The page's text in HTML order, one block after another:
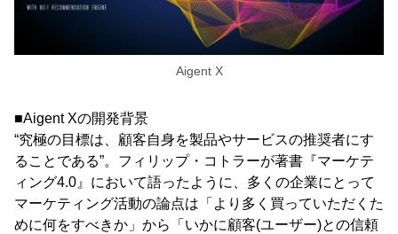
Aigent X
■Aigent Xの開発背景
“究極の目標は、顧客自身を製品やサービスの推奨者にす
ることである”。フィリップ・コトラーが著書『マーケテ
ィング4.0』において語ったように、多くの企業にとって
マーケティング活動の論点は「より多く買っていただくた
めに何をすべきか」から「いかに顧客(ユーザー)との信頼